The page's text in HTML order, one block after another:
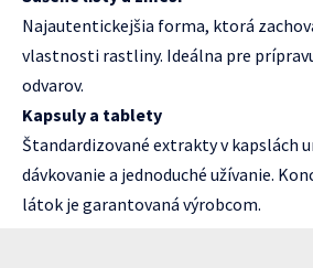
Najautentickejšia forma, ktorá
vlastnosti rastliny. Ideálna pre
odvarov.
Kapsuly a tablety
Štandardizované extrakty v kapslách
dávkovanie a jednoduché užívanie.
látok je garantovaná výrobcom.